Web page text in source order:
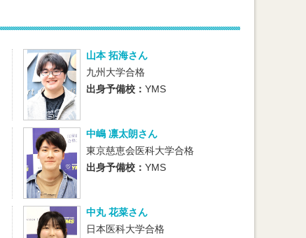
山本 拓海さん
九州大学合格
出身予備校： YMS
中嶋 凛太朗さん
東京慈恵会医科大学合格
出身予備校： YMS
中丸 花菜さん
日本医科大学合格